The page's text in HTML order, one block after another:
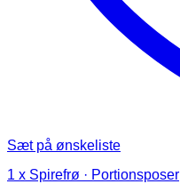
Sæt på ønskeliste
1 x Spirefrø · Portionsposer